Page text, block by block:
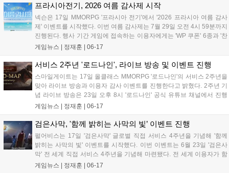
프라시아전기, 2026 여름 감사제 시작
넥슨은 17일 MMORPG '프라시아 전기'에서 '2026 프라시아 여름 감사
제' 이벤트를 시작했다. 이번 여름 감사제는 7월 29일 오전 4시 59분까지
진행된다. 행사 기간 게임에 접속하는 이용자에게는 'WP 쿠폰' 6종과 '찬
란한 형상/탈것/정령 초월소환(11회) 선물'이 제공된다. '경험치 획득률',
게임뉴스 | 정재훈 06-17
서비스 2주년 '로드나인', 라이브 방송 및 이벤트 진행
스마일게이트는 17일 올클래스 MMORPG '로드나인'의 서비스 2주년을
맞아 라이브 방송과 이용자 감사 이벤트를 진행한다고 밝혔다. 2주년 기
념 라이브 방송은 23일 오후 8시 '로드나인' 공식 유튜브 채널에서 진행
된다. 방송에서는 24일 예정된 2주년 업데이트의 주요 콘텐츠와 기념 이
게임뉴스 | 정재훈 06-17
검은사막, '함께 밝히는 사막의 빛’ 이벤트 진행
펄어비스는 17일 '검은사막' 글로벌 직접 서비스 4주년을 기념해 '함께
밝히는 사막의 빛' 이벤트를 시작했다. 이번 이벤트는 6월 23일 '검은사
막' 전 세계 직접 서비스 4주년을 기념해 마련됐다. 전 세계 이용자가 함
께 참여하는 방식으로 진행되며, 7월 7일까지 접속 시간에 따라 지급되
게임뉴스 | 정재훈 06-17